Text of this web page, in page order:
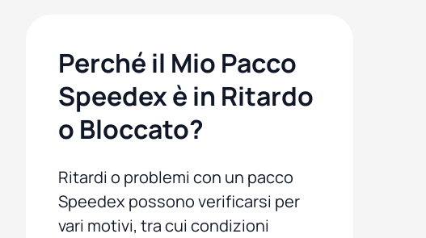
Perché il Mio Pacco
Speedex è in Ritardo
o Bloccato?
Ritardi o problemi con un pacco
Speedex possono verificarsi per
vari motivi, tra cui condizioni